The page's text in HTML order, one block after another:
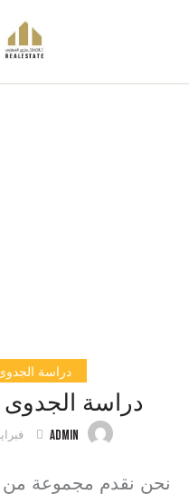
دراسة
دراسة الجدوى
ADMIN فبراير 9,
نحن نقدم مجموعة من